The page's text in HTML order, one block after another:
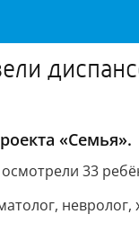
«Семья».
33